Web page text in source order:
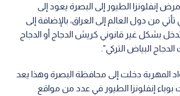
مرض إنفلونزا الطيور إلى البصرة يعود إلى
تأتي من دول العالم إلى العراق، بالإضافة إلى
تدخل بشكل غير قانوني كريش الدجاج أو الدجاج
البياض التركي".
المهربة دخلت إلى محافظة البصرة وهذا يعد
إنفلونزا الطيور في عدد من مواقع